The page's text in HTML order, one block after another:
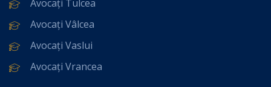
Avocați Tulcea
Avocați Vâlcea
Avocați Vaslui
Avocați Vrancea